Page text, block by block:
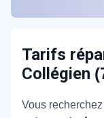
Tarifs
Collégien
Vous